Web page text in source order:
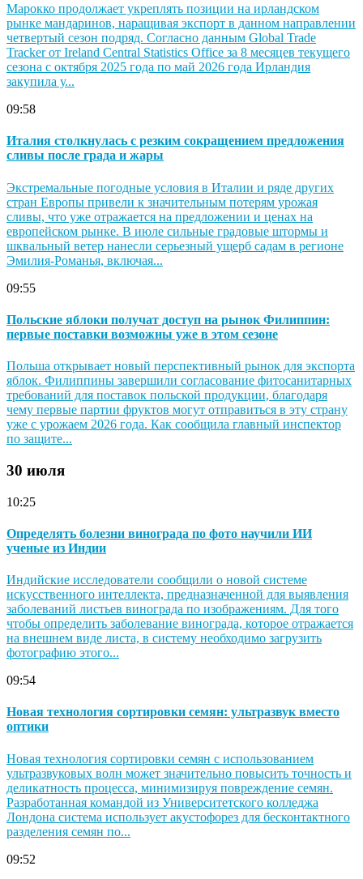
Марокко продолжает укреплять позиции на ирландском
рынке мандаринов, наращивая экспорт в данном направлении
четвертый сезон подряд. Согласно данным Global Trade
Tracker от Ireland Central Statistics Office за 8 месяцев текущего
сезона с октября 2025 года по май 2026 года Ирландия
закупила у...
09:58
Италия столкнулась с резким сокращением предложения
сливы после града и жары
Экстремальные погодные условия в Италии и ряде других
стран Европы привели к значительным потерям урожая
сливы, что уже отражается на предложении и ценах на
европейском рынке. В июле сильные градовые штормы и
шквальный ветер нанесли серьезный ущерб садам в регионе
Эмилия-Романья, включая...
09:55
Польские яблоки получат доступ на рынок Филиппин:
первые поставки возможны уже в этом сезоне
Польша открывает новый перспективный рынок для экспорта
яблок. Филиппины завершили согласование фитосанитарных
требований для поставок польской продукции, благодаря
чему первые партии фруктов могут отправиться в эту страну
уже с урожаем 2026 года. Как сообщила главный инспектор
по защите...
30 июля
10:25
Определять болезни винограда по фото научили ИИ
ученые из Индии
Индийские исследователи сообщили о новой системе
искусственного интеллекта, предназначенной для выявления
заболеваний листьев винограда по изображениям. Для того
чтобы определить заболевание винограда, которое отражается
на внешнем виде листа, в систему необходимо загрузить
фотографию этого...
09:54
Новая технология сортировки семян: ультразвук вместо
оптики
Новая технология сортировки семян с использованием
ультразвуковых волн может значительно повысить точность и
деликатность процесса, минимизируя повреждение семян.
Разработанная командой из Университетского колледжа
Лондона система использует акустофорез для бесконтактного
разделения семян по...
09:52